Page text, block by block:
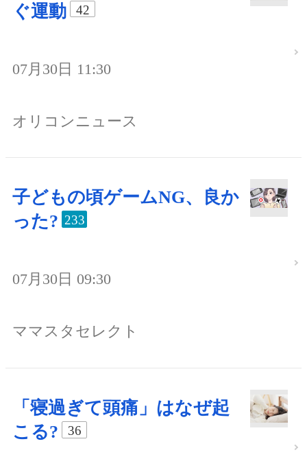
ぐ運動
42
07月30日 11:30
オリコンニュース
子どもの頃ゲームNG、良か
った? 233
07月30日 09:30
ママスタセレクト
「寝過ぎて頭痛」はなぜ起
こる?
36